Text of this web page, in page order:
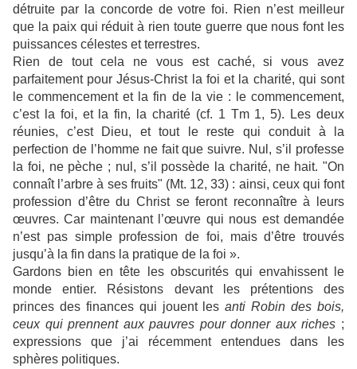
détruite par la concorde de votre foi. Rien n’est meilleur
que la paix qui réduit à rien toute guerre que nous font les
puissances célestes et terrestres.
Rien de tout cela ne vous est caché, si vous avez
parfaitement pour Jésus-Christ la foi et la charité, qui sont
le commencement et la fin de la vie : le commencement,
c’est la foi, et la fin, la charité (cf. 1 Tm 1, 5). Les deux
réunies, c’est Dieu, et tout le reste qui conduit à la
perfection de l’homme ne fait que suivre. Nul, s’il professe
la foi, ne pèche ; nul, s’il possède la charité, ne hait. "On
connaît l’arbre à ses fruits" (Mt. 12, 33) : ainsi, ceux qui font
profession d’être du Christ se feront reconnaître à leurs
œuvres. Car maintenant l’œuvre qui nous est demandée
n’est pas simple profession de foi, mais d’être trouvés
jusqu’à la fin dans la pratique de la foi ».
Gardons bien en tête les obscurités qui envahissent le
monde entier. Résistons devant les prétentions des
princes des finances qui jouent lesanti Robin des bois,
ceux qui prennent aux pauvres pour donner aux riches ;
expressions que j’ai récemment entendues dans les
sphères politiques.